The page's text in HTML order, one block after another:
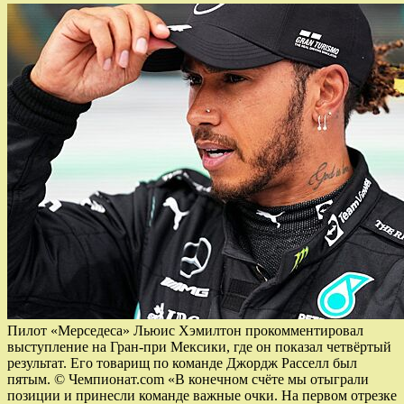
Пилот «Мерседеса» Льюис Хэмилтон прокомментировал
выступление на Гран-при Мексики, где он показал четвёртый
результат. Его товарищ по команде Джордж Расселл был
пятым. © Чемпионат.com «В конечном счёте мы отыграли
позиции и принесли команде важные очки. На первом отрезке